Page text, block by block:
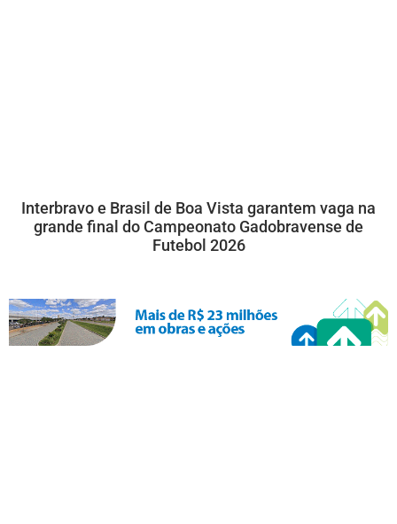
Interbravo e Brasil de Boa Vista garantem vaga na
grande final do Campeonato Gadobravense de
Futebol 2026